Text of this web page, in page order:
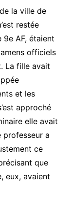
la ville de
restée
9e AF, étaient
officiels
La fille avait
et les
approché
elle avait
professeur a
ce
que
eux, avaient